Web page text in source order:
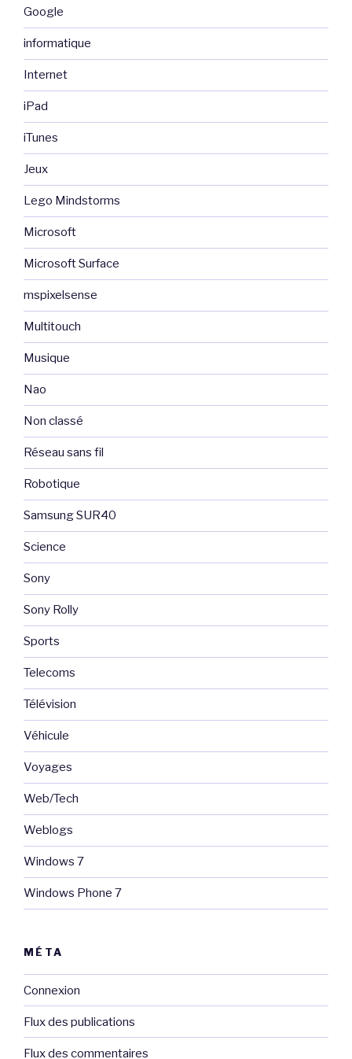
Google
informatique
Internet
iPad
iTunes
Jeux
Lego Mindstorms
Microsoft
Microsoft Surface
mspixelsense
Multitouch
Musique
Nao
Non classé
Réseau sans fil
Robotique
Samsung SUR40
Science
Sony
Sony Rolly
Sports
Telecoms
Télévision
Véhicule
Voyages
Web/Tech
Weblogs
Windows 7
Windows Phone 7
MÉTA
Connexion
Flux des publications
Flux des commentaires